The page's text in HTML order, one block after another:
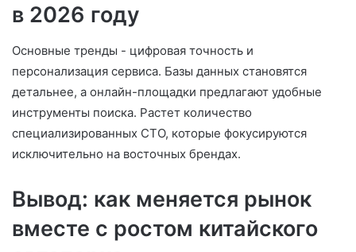
в 2026 году
Основные тренды - цифровая точность и
персонализация сервиса. Базы данных становятся
детальнее, а онлайн-площадки предлагают удобные
инструменты поиска. Растет количество
специализированных СТО, которые фокусируются
исключительно на восточных брендах.
Вывод: как меняется рынок
вместе с ростом китайского